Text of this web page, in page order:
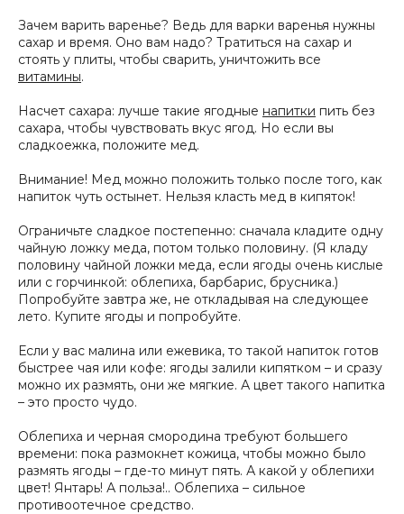
Зачем варить варенье? Ведь для варки варенья нужны
сахар и время. Оно вам надо? Тратиться на сахар и
стоять у плиты, чтобы сварить, уничтожить все
витамины.
Насчет сахара: лучше такие ягодные напитки пить без
сахара, чтобы чувствовать вкус ягод. Но если вы
сладкоежка, положите мед.
Внимание! Мед можно положить только после того, как
напиток чуть остынет. Нельзя класть мед в кипяток!
Ограничьте сладкое постепенно: сначала кладите одну
чайную ложку меда, потом только половину. (Я кладу
половину чайной ложки меда, если ягоды очень кислые
или с горчинкой: облепиха, барбарис, брусника.)
Попробуйте завтра же, не откладывая на следующее
лето. Купите ягоды и попробуйте.
Если у вас малина или ежевика, то такой напиток готов
быстрее чая или кофе: ягоды залили кипятком – и сразу
можно их размять, они же мягкие. А цвет такого напитка
– это просто чудо.
Облепиха и черная смородина требуют большего
времени: пока размокнет кожица, чтобы можно было
размять ягоды – где-то минут пять. А какой у облепихи
цвет! Янтарь! А польза!.. Облепиха – сильное
противоотечное средство.